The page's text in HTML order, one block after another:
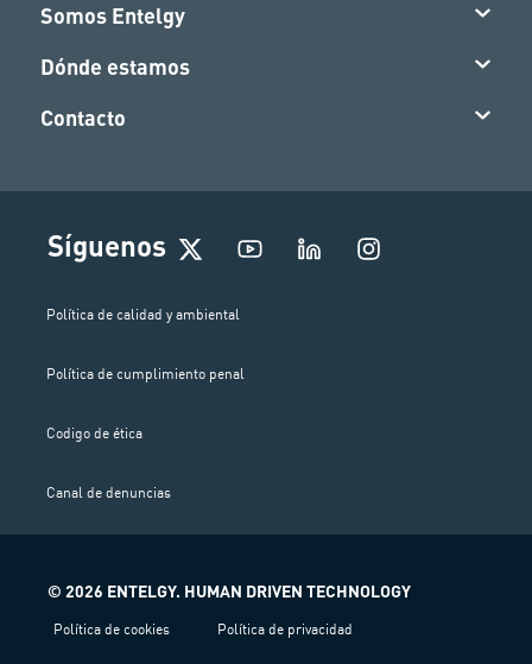
Somos Entelgy
Dónde estamos
Contacto
Síguenos
I
n
Política de calidad y ambiental
Política de cumplimiento penal
Codigo de ética
Canal de denuncias
© 2026 ENTELGY. HUMAN DRIVEN TECHNOLOGY
Política de cookies Política de privacidad